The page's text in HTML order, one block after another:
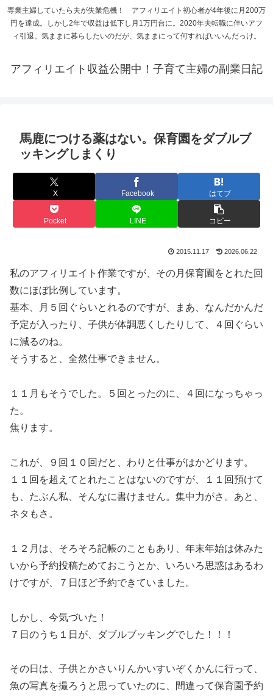
専業主婦していたら夫が失業危機！ アフィリエイト初心者が4年後に月200万
円を達成。しかし2年で収益は低下し月1万円台に。2020年夫転職に伴いアフ
ィ引退。気ままに暮らしたいのだが、気ままにって何すればいいんだっけ。
アフィリエイト収益公開中！子育て主婦の副業日記
馬鹿につける薬はない。保育園をダブルブ
ッキングしまくり
X Facebook はてブ
Pocket LINE コピー
2015.11.17 2026.06.22
私のアフィリエイト作業ですが、その月保育園をとれた回
数にほぼ比例しています。
基本、月５回ぐらいとれるのですが、まあ、なんだかんだ
予定が入ったり、子供が体調悪くしたりして、４回ぐらい
に減るのね。
そうすると、全然仕事できません。
１１月もそうでした。５回とったのに、４回になっちゃっ
た。
焦ります。
これが、９回１０回だと、わりと仕事がはかどります。
１１回を超えてとれたことはないのですが、１１回預けて
も、たぶん私、そんなに書けません。集中力がさ。あと、
ネタもさ。
１２月は、そろそろ記帳のこともあり、年末年始は休みた
いから予約投稿ためておこうとか、いろいろ思惑はあるわ
けですが、７日ほど予約できていました。
しかし、今気づいた！
７日のうち１日が、ダブルブッキングでした！！！
その日は、子供とかさいりんかいすいぞくかんに行って、
魚の写真を撮ろうと思っていたのに、間違って保育園予約